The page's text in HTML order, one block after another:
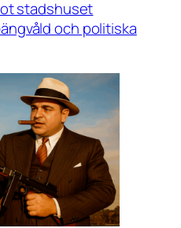
stadshuset
och politiska